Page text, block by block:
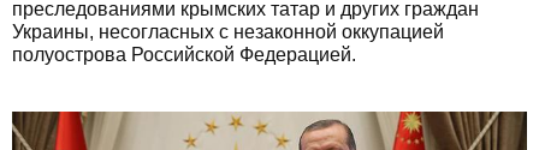
преследованиями крымских татар и других граждан
Украины, несогласных с незаконной оккупацией
полуострова Российской Федерацией.